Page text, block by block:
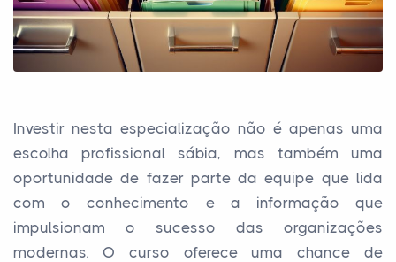
Investir nesta especialização não é apenas uma
escolha profissional sábia, mas também uma
oportunidade de fazer parte da equipe que lida
com o conhecimento e a informação que
impulsionam o sucesso das organizações
modernas. O curso oferece uma chance de